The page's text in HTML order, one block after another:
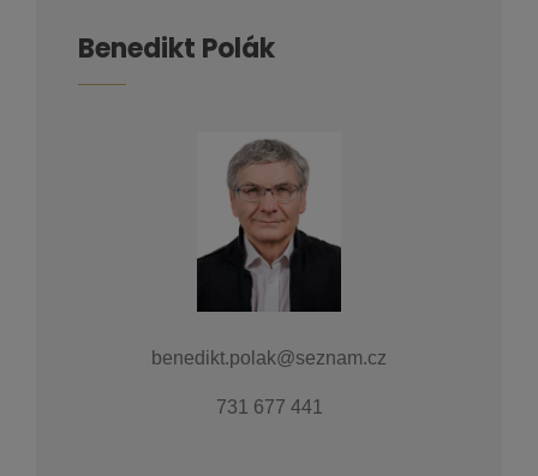
Benedikt Polák
benedikt.polak@seznam.cz
731 677 441